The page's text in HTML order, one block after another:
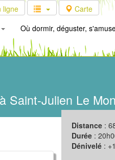
ligne
Carte
Où dormir, déguster,
à Saint-Julien Le
Distance :
Durée :
Dénivelé :